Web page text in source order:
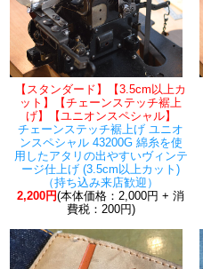
【スタンダード】【3.5cm以上カ
ット】【チェーンステッチ裾上
げ】【ユニオンスペシャル】
チェーンステッチ裾上げ ユニオ
ンスペシャル 43200G 綿糸を使
用したアタリの出やすいヴィンテ
ージ仕上げ (3.5cm以上カット)
（持ち込み来店歓迎）
2,200円(本体価格：2,000円 + 消
費税：200円)